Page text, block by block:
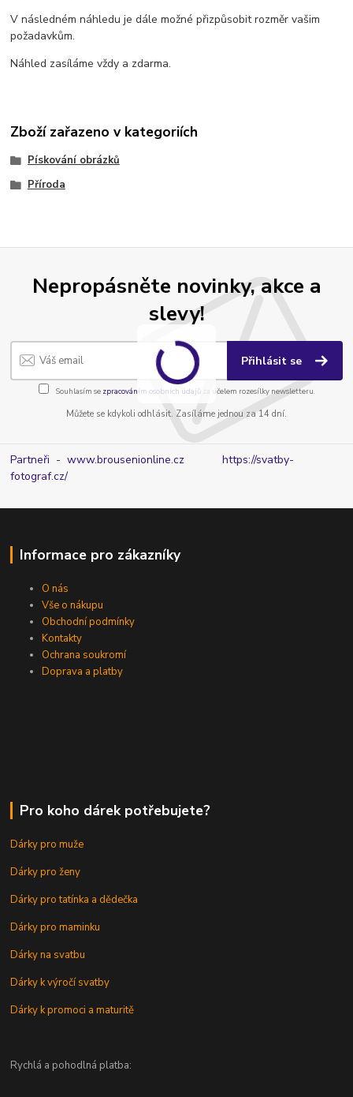
V následném náhledu je dále možné přizpůsobit rozměr vašim
požadavkům.
Náhled zasíláme vždy a zdarma.
Zboží zařazeno v kategoriích
Pískování obrázků
Příroda
Nepropásněte novinky, akce a
slevy!
Přihlásit se
Souhlasím se zpracováním osobních údajůza účelem rozesílky newsletteru.
Můžete se kdykoli odhlásit. Zasíláme jednou za 14 dní.
Partneři - www.brousenionline.czhttps://svatby-
fotograf.cz/
Informace pro zákazníky
O nás
Vše o nákupu
Obchodní podmínky
Kontakty
Ochrana soukromí
Doprava a platby
Pro koho dárek potřebujete?
Dárky pro muže
Dárky pro ženy
Dárky pro tatínka a dědečka
Dárky pro maminku
Dárky na svatbu
Dárky k výročí svatby
Dárky k promoci a maturitě
Rychlá a pohodlná platba: